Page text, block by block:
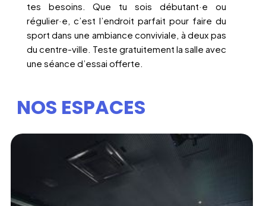
tes besoins. Que tu sois débutant·e ou
régulier·e, c’est l’endroit parfait pour faire du
sport dans une ambiance conviviale, à deux pas
du centre-ville. Teste gratuitement la salle avec
une séance d’essai offerte.
NOS ESPACES